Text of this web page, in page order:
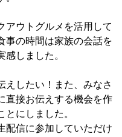
アウトグルメを活用して
事の時間は家族の会話を
しました。
えしたい！また、みなさ
直接お伝えする機会を作
とにしました。
配信に参加していただけ